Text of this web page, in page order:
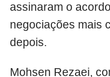
assinaram o
negociações mais
depois.
Mohsen Rezaei,